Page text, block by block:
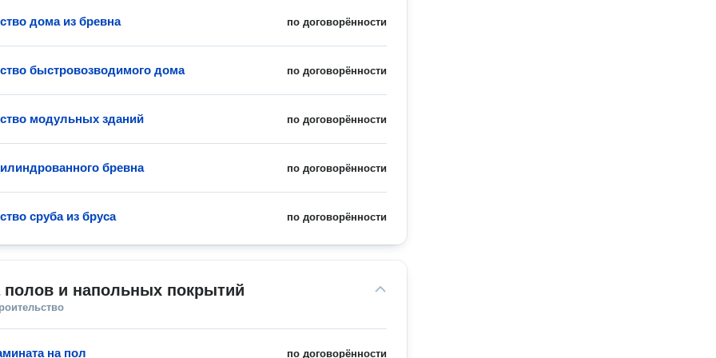
по договорённости
дома из бревна
по договорённости
быстровозводимого дома
по договорённости
модульных зданий
по договорённости
бревна
по договорённости
сруба из бруса
полов и напольных покрытий
по договорённости
на пол